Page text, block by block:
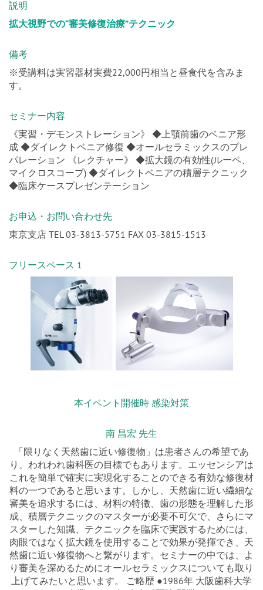
拡大視野での“審美修復治療”テクニック
※受講料は実習器材実費22,000円相当と昼食代を含みま
す。
《実習・デモンストレーション》 ◆上顎前歯のベニア形
成 ◆ダイレクトベニア修復 ◆オールセラミックスのプレ
パレーション 《レクチャー》 ◆拡大鏡の有効性(ルーペ、
マイクロスコープ) ◆ダイレクトベニアの積層テクニック
◆臨床ケースプレゼンテーション
東京支店 TEL 03-3813-5751 FAX 03-3815-1513
「限りなく天然歯に近い修復物」は患者さんの希望であ
り、われわれ歯科医の目標でもあります。エッセンシアは
これを簡単で確実に実現化することのできる有効な修復材
料の一つであると思います。しかし、天然歯に近い繊細な
審美を追求するには、材料の特徴、歯の形態を理解した形
成、積層テクニックのマスターが必要不可欠で、さらにマ
スターした知識、テクニックを臨床で実践するためには、
肉眼ではなく拡大鏡を使用することで効果が発揮でき、天
然歯に近い修復物へと繋がります。セミナーの中では、よ
り審美を深めるためにオールセラミックスについても取り
上げてみたいと思います。 ご略歴 ●1986年 大阪歯科大学
卒業 ●2003年 南歯科医院 開業